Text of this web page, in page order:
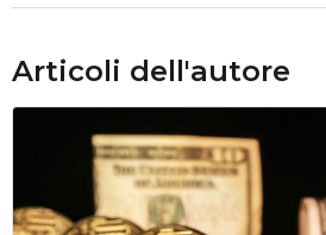
Articoli dell'autore